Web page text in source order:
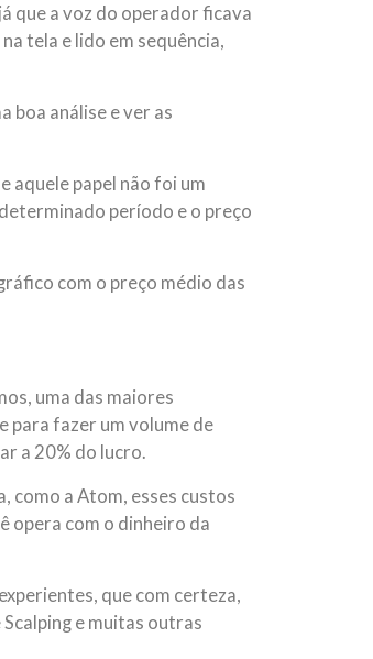
que a voz do operador ficava
tela e lido em sequência,
boa análise e ver as
aquele papel não foi um
período e o preço
com o preço médio das
uma das maiores
para fazer um volume de
a 20% do lucro.
como a Atom, esses custos
opera com o dinheiro da
que com certeza,
e muitas outras